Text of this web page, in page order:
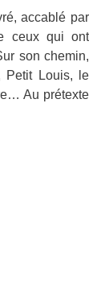
accablé par
ceux qui ont
son chemin,
Petit Louis, le
Au prétexte